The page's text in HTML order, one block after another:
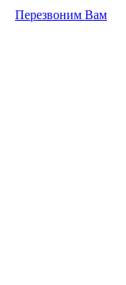
Перезвоним Вам